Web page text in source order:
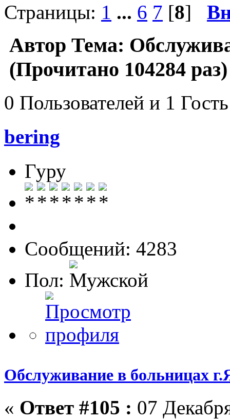
Страницы: 1 ... 6 7 [8]
Автор Тема:
(Прочитано 104284 раз)
0 Пользователей и 1
bering
Гуру
Сообщений: 4283
Пол:
Обслуживание в больницах
« Ответ #105 : 07